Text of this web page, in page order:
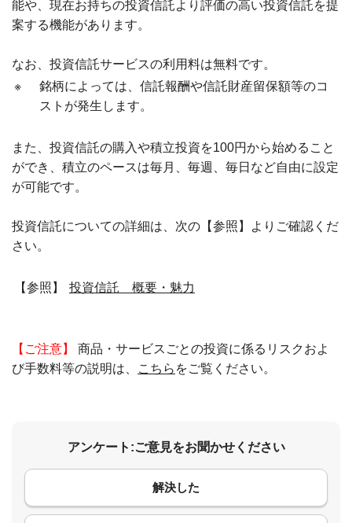
能や、現在お持ちの投資信託より評価の高い投資信託を提
案する機能があります。
なお、投資信託サービスの利用料は無料です。
※
銘柄によっては、信託報酬や信託財産留保額等のコ
ストが発生します。
また、投資信託の購入や積立投資を100円から始めること
ができ、積立のペースは毎月、毎週、毎日など自由に設定
が可能です。
投資信託についての詳細は、次の【参照】よりご確認くだ
さい。
【参照】 投資信託 概要・魅力
【ご注意】
商品・サービスごとの投資に係るリスクおよ
び手数料等の説明は、
こちら をご覧ください。
アンケート:ご意見をお聞かせください
解決した
コメント